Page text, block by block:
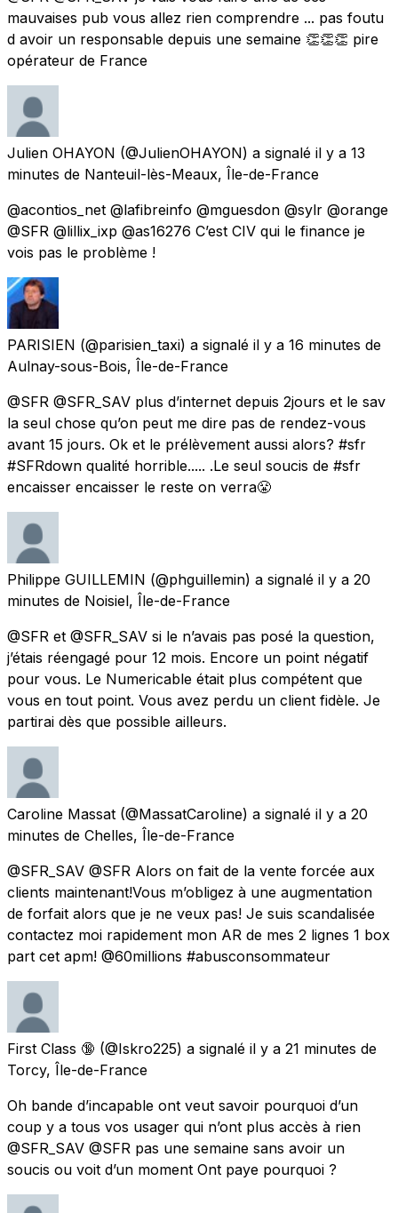
mauvaises pub vous allez rien comprendre ... pas foutu
d avoir un responsable depuis une semaine 👏👏👏 pire
opérateur de France
Julien OHAYON (@JulienOHAYON) a signalé il y a 13
minutes de Nanteuil-lès-Meaux, Île-de-France
@acontios_net @lafibreinfo @mguesdon @sylr @orange
@SFR @lillix_ixp @as16276 C’est CIV qui le finance je
vois pas le problème !
PARISIEN (@parisien_taxi) a signalé il y a 16 minutes de
Aulnay-sous-Bois, Île-de-France
@SFR @SFR_SAV plus d’internet depuis 2jours et le sav
la seul chose qu’on peut me dire pas de rendez-vous
avant 15 jours. Ok et le prélèvement aussi alors? #sfr
#SFRdown qualité horrible..... .Le seul soucis de #sfr
encaisser encaisser le reste on verra😤
Philippe GUILLEMIN (@phguillemin) a signalé il y a 20
minutes de Noisiel, Île-de-France
@SFR et @SFR_SAV si le n’avais pas posé la question,
j’étais réengagé pour 12 mois. Encore un point négatif
pour vous. Le Numericable était plus compétent que
vous en tout point. Vous avez perdu un client fidèle. Je
partirai dès que possible ailleurs.
Caroline Massat (@MassatCaroline) a signalé il y a 20
minutes de Chelles, Île-de-France
@SFR_SAV @SFR Alors on fait de la vente forcée aux
clients maintenant!Vous m’obligez à une augmentation
de forfait alors que je ne veux pas! Je suis scandalisée
contactez moi rapidement mon AR de mes 2 lignes 1 box
part cet apm! @60millions #abusconsommateur
First Class 🔞 (@Iskro225) a signalé il y a 21 minutes de
Torcy, Île-de-France
Oh bande d’incapable ont veut savoir pourquoi d’un
coup y a tous vos usager qui n’ont plus accès à rien
@SFR_SAV @SFR pas une semaine sans avoir un
soucis ou voit d’un moment Ont paye pourquoi ?